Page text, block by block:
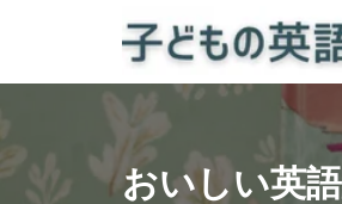
おいしい英